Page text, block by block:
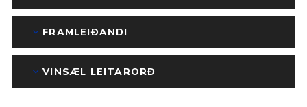
FRAMLEIÐANDI
VINSÆL LEITARORÐ